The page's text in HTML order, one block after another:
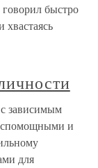
быстро
хвастаясь
зависимым
и
для